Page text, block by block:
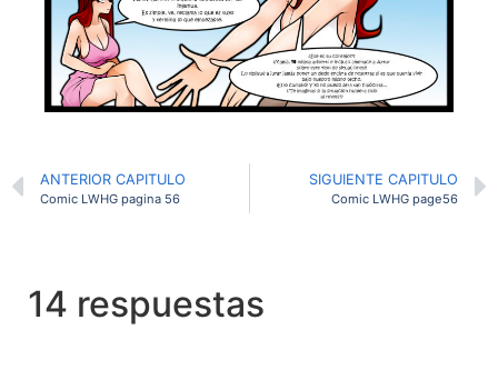
ANTERIOR CAPITULO
Comic LWHG pagina 56
SIGUIENTE CAPITULO
Comic LWHG page56
14 respuestas